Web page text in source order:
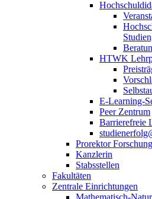
HTWK
E-Learning-
Peer Zentrum
Barrierefreie
Prorektor
Kanzlerin
Stabsstellen
Fakultäten
Zentrale Einrichtungen
Mathematisch-